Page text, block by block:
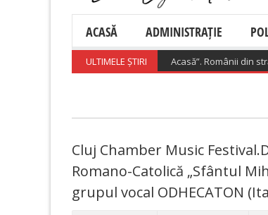
ACASĂ ADMINISTRAȚIE
ULTIMELE ȘTIRI
lansează „Diaspora Investește Acasă”. Românii din
Cluj Chamber Music
Romano-Catolică „Sfântul
grupul vocal ODHECATON